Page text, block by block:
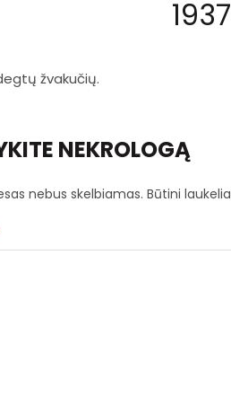
žvakučių.
NEKROLOGĄ
nebus skelbiamas. Būtini